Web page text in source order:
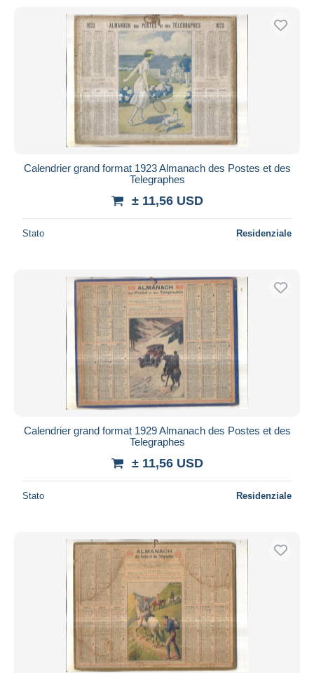
Calendrier grand format 1923 Almanach des Postes et des
Telegraphes
± 11,56 USD
Stato Residenziale
Calendrier grand format 1929 Almanach des Postes et des
Telegraphes
± 11,56 USD
Stato Residenziale